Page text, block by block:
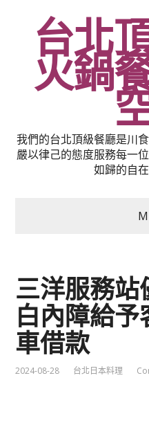
台北
火鍋
我們的台北頂級餐廳是川
嚴以律己的態度服務每一
如歸的自
三洋服務
白內障給
車借款
2024-08-28 台北日本料理